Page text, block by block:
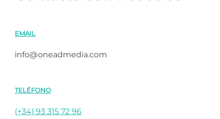
EMAIL
info@oneadmedia.com
TELÉFONO
(+34) 93 315 72 96